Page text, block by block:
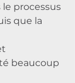
processus
que la
beaucoup